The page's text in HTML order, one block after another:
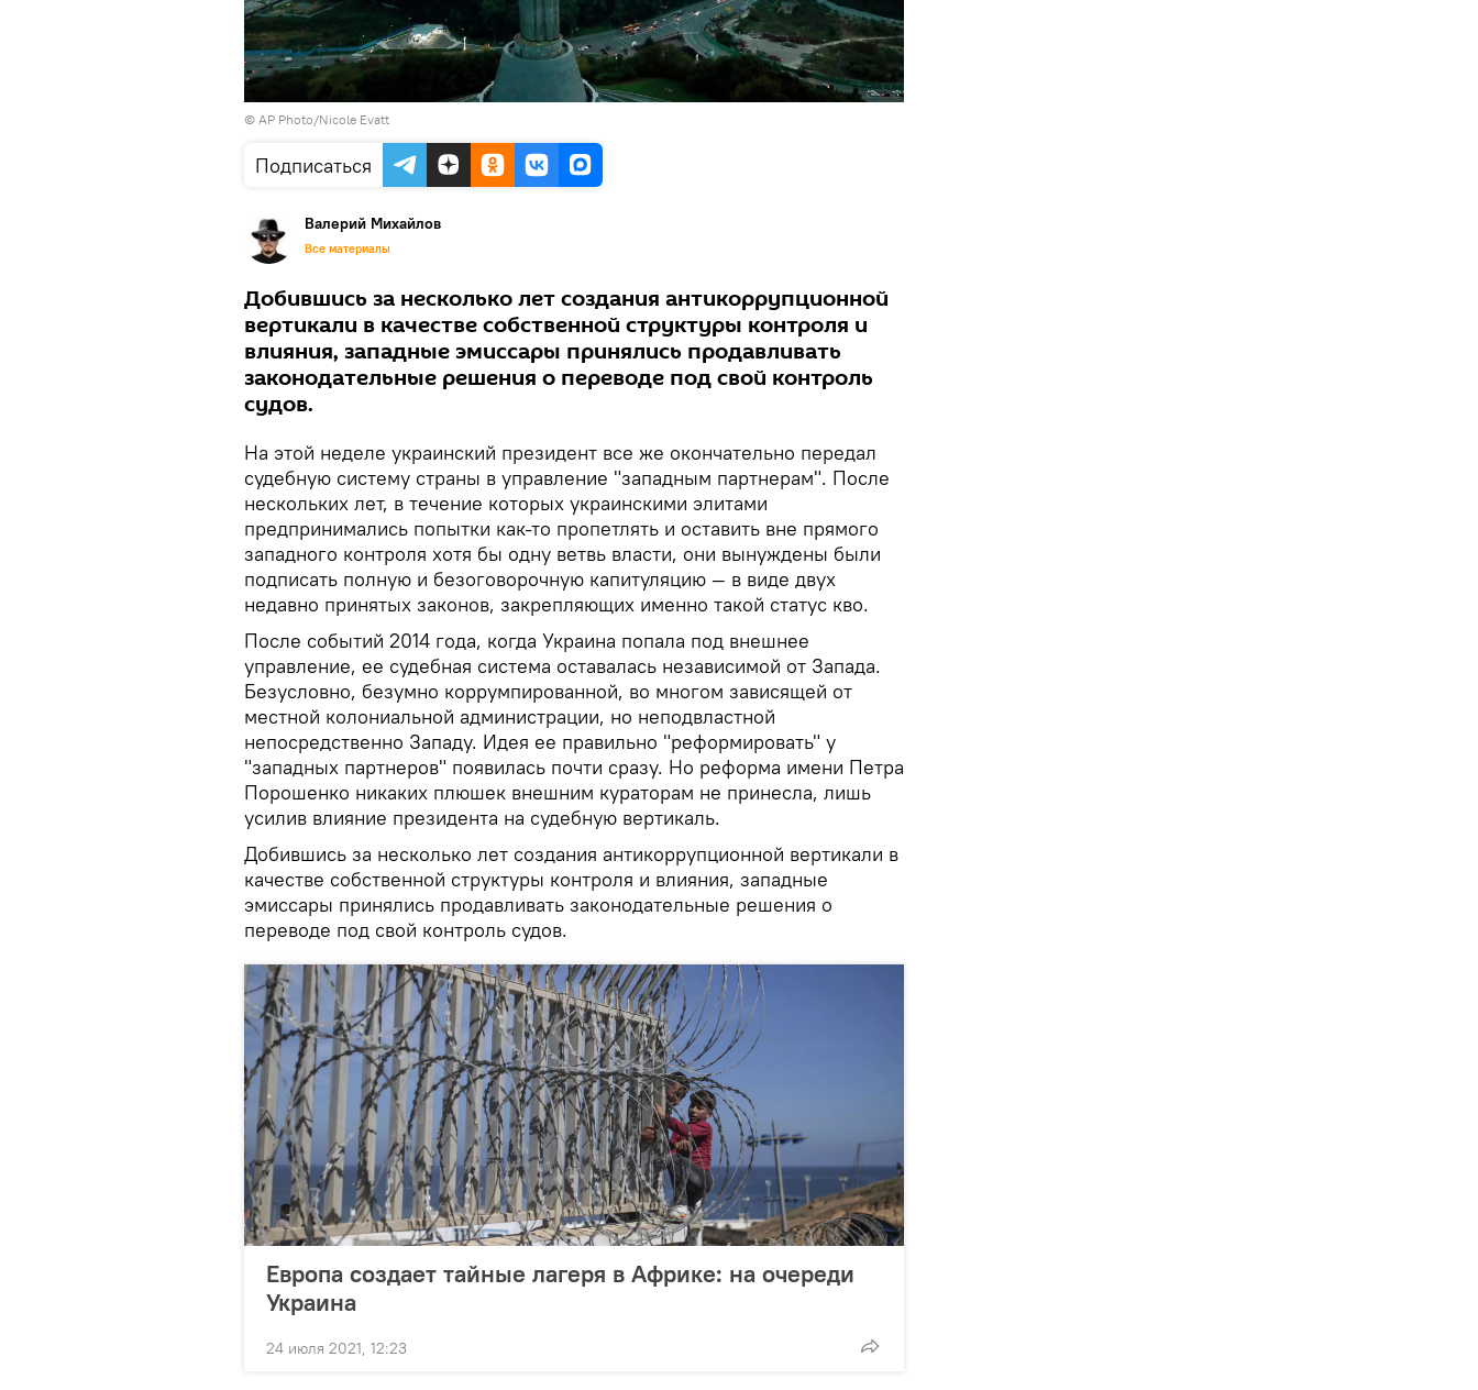
© AP Photo/Nicole Evatt
Подписаться
Валерий Михайлов
Все материалы
Добившись за несколько лет создания антикоррупционной
вертикали в качестве собственной структуры контроля и
влияния, западные эмиссары принялись продавливать
законодательные решения о переводе под свой контроль
судов.
На этой неделе украинский президент все же окончательно передал
судебную систему страны в управление "западным партнерам". После
нескольких лет, в течение которых украинскими элитами
предпринимались попытки как-то пропетлять и оставить вне прямого
западного контроля хотя бы одну ветвь власти, они вынуждены были
подписать полную и безоговорочную капитуляцию — в виде двух
недавно принятых законов, закрепляющих именно такой статус кво.
После событий 2014 года, когда Украина попала под внешнее
управление, ее судебная система оставалась независимой от Запада.
Безусловно, безумно коррумпированной, во многом зависящей от
местной колониальной администрации, но неподвластной
непосредственно Западу. Идея ее правильно "реформировать" у
"западных партнеров" появилась почти сразу. Но реформа имени Петра
Порошенко никаких плюшек внешним кураторам не принесла, лишь
усилив влияние президента на судебную вертикаль.
Добившись за несколько лет создания антикоррупционной вертикали в
качестве собственной структуры контроля и влияния, западные
эмиссары принялись продавливать законодательные решения о
переводе под свой контроль судов.
Европа создает тайные лагеря в Африке: на очереди
Украина
24 июля 2021, 12:23